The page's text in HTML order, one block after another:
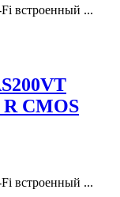
встроенный ...
CMOS
встроенный ...